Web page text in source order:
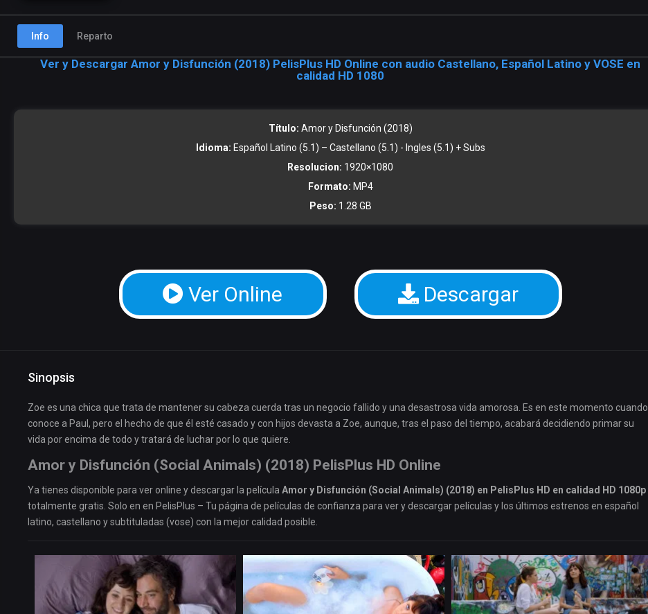
Info Reparto
Ver y Descargar Amor y Disfunción (2018) PelisPlus HD Online con audio Castellano, Español Latino y VOSE en
calidad HD 1080
Título: Amor y Disfunción (2018)
Idioma: Español Latino (5.1) – Castellano (5.1) - Ingles (5.1) + Subs
Resolucion: 1920×1080
Formato: MP4
Peso: 1.28 GB
Ver Online Descargar
Sinopsis
Zoe es una chica que trata de mantener su cabeza cuerda tras un negocio fallido y una desastrosa vida amorosa. Es en este momento cuando
conoce a Paul, pero el hecho de que él esté casado y con hijos devasta a Zoe, aunque, tras el paso del tiempo, acabará decidiendo primar su
vida por encima de todo y tratará de luchar por lo que quiere.
Amor y Disfunción (Social Animals) (2018) PelisPlus HD Online
Ya tienes disponible para ver online y descargar la película Amor y Disfunción (Social Animals) (2018) en PelisPlus HD en calidad HD 1080p
totalmente gratis. Solo en en PelisPlus – Tu página de películas de confianza para ver y descargar películas y los últimos estrenos en español
latino, castellano y subtituladas (vose) con la mejor calidad posible.